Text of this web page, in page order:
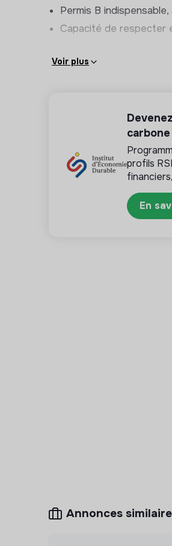
Permis B
Capacité de respecter
Voir plus
carbone
profils
En
Annonces